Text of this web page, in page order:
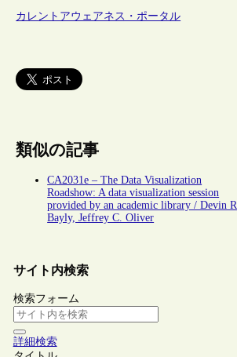
カレントアウェアネス・ポータル
類似の記事
CA2031e – The Data Visualization
Roadshow: A data visualization session
provided by an academic library / Devin R.
Bayly, Jeffrey C. Oliver
サイト内検索
検索フォーム
詳細検索